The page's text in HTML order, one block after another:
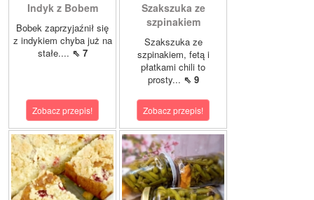
Indyk z Bobem
Bobek zaprzyjaźnił się
z indykiem chyba już na
stałe.... ⇖ 7
Zobacz przepis!
Szakszuka ze
szpinakiem
Szakszuka ze
szpinakiem, fetą i
płatkami chili to
prosty... ⇖ 9
Zobacz przepis!